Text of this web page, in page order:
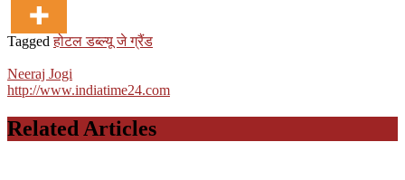
Taggedहोटल डब्ल्यू जे ग्रैंड
Neeraj Jogi
http://www.indiatime24.com
Related Articles